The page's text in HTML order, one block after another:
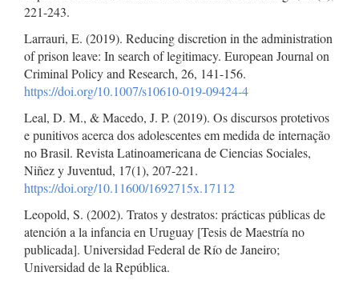
221-243.
Larrauri, E. (2019). Reducing discretion in the administration
of prison leave: In search of legitimacy. European Journal on
Criminal Policy and Research, 26, 141-156.
https://doi.org/10.1007/s10610-019-09424-4
Leal, D. M., & Macedo, J. P. (2019). Os discursos protetivos
e punitivos acerca dos adolescentes em medida de internação
no Brasil. Revista Latinoamericana de Ciencias Sociales,
Niñez y Juventud, 17(1), 207-221.
https://doi.org/10.11600/1692715x.17112
Leopold, S. (2002). Tratos y destratos: prácticas públicas de
atención a la infancia en Uruguay [Tesis de Maestría no
publicada]. Universidad Federal de Río de Janeiro;
Universidad de la República.